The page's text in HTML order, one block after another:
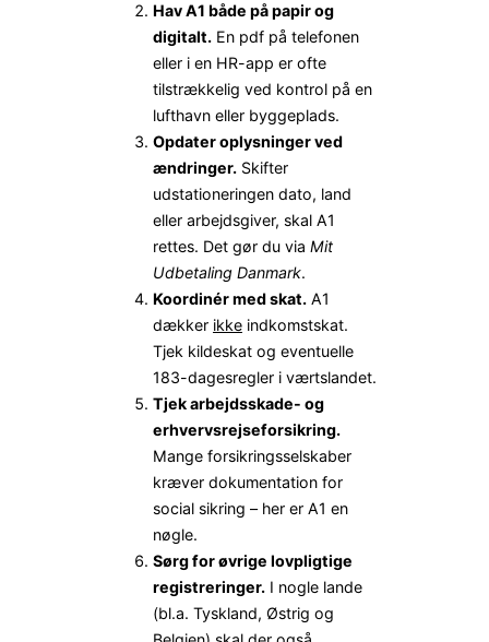
Hav A1 både på papir og
digitalt. En pdf på telefonen
eller i en HR-app er ofte
tilstrækkelig ved kontrol på en
lufthavn eller byggeplads.
Opdater oplysninger ved
ændringer. Skifter
udstationeringen dato, land
eller arbejdsgiver, skal A1
rettes. Det gør du via Mit
Udbetaling Danmark.
Koordinér med skat. A1
dækker ikke indkomstskat.
Tjek kildeskat og eventuelle
183-dagesregler i værtslandet.
Tjek arbejdsskade- og
erhvervsrejseforsikring.
Mange forsikringsselskaber
kræver dokumentation for
social sikring – her er A1 en
nøgle.
Sørg for øvrige lovpligtige
registreringer. I nogle lande
(bl.a. Tyskland, Østrig og